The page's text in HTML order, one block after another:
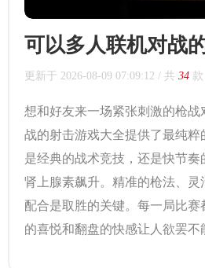
可以多人联机对战
更新于 2026-08-09 07:09:12 / 共 34 款
想和好友来一场紧张刺激的枪
战的射击游戏大全提供了最纯粹
是经典的战术竞技，还是快节
肾上腺素飙升。精准的枪法、灵
配合是取胜的关键。每一局比赛
的喜悦和翻盘的快感让人欲罢不